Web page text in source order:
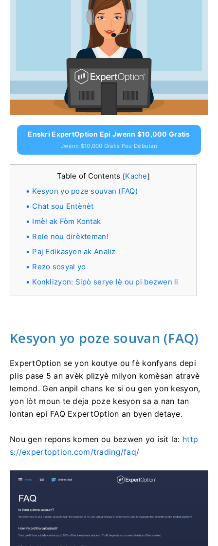
Enskri ExpertOption Epi Jwenn $10,000 Gratis
Jwenn $10,000 Gratis Pou Débutan
Table of Contents [Kache]
Kesyon yo poze souvan (FAQ)
Chat sou Entènèt
Imèl ak Fòm Kontak
Rele nou dirèkteman!
Paj Edikasyon ak Analiz
Rezo sosyal yo
Konklizyon: Sipò serye lè ou pi bezwen li
Kesyon yo poze souvan (FAQ)
ExpertOption se yon koutye ou fè konfyans depi
plis pase 5 an avèk plizyè milyon komèsan atravè
lemond. Gen anpil chans ke si ou gen yon kesyon,
yon lòt moun te deja poze kesyon sa a nan tan
lontan epi FAQ ExpertOption an byen detaye.
Nou gen repons komen ou bezwen yo isit la: http
s://expertoption.com/trading/faq/